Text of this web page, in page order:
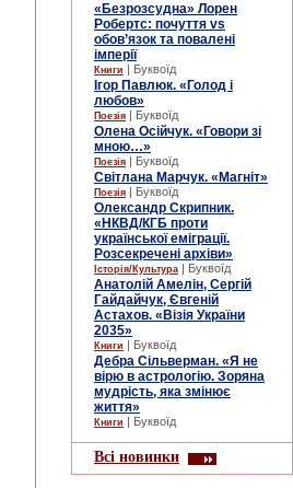
«Безрозсудна» Лорен
Робертс: почуття vs
обов’язок та повалені
імперії
Книги | Буквоїд
Ігор Павлюк. «Голод і
любов»
Поезія | Буквоїд
Олена Осійчук. «Говори зі
мною…»
Поезія | Буквоїд
Світлана Марчук. «Магніт»
Поезія | Буквоїд
Олександр Скрипник.
«НКВД/КГБ проти
української еміграції.
Розсекречені архіви»
Історія/Культура | Буквоїд
Анатолій Амелін, Сергій
Гайдайчук, Євгеній
Астахов. «Візія України
2035»
Книги | Буквоїд
Дебра Сільверман. «Я не
вірю в астрологію. Зоряна
мудрість, яка змінює
життя»
Книги | Буквоїд
Всі новинки